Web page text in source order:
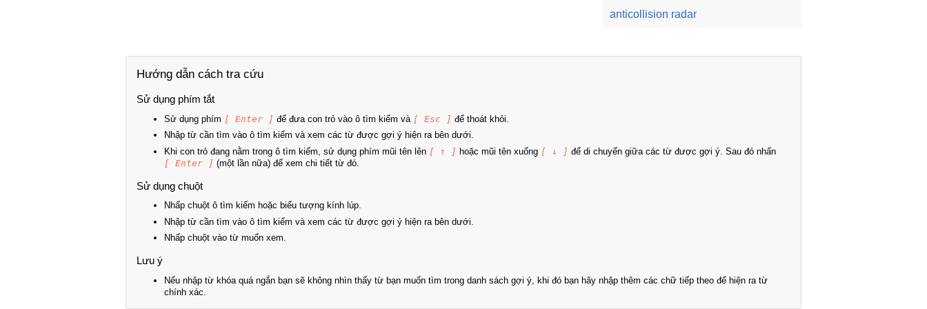
anticollision radar
Hướng dẫn cách tra cứu
Sử dụng phím tắt
Sử dụng phím [ Enter ] để đưa con trỏ vào ô tìm kiếm và [ Esc ] để thoát khỏi.
Nhập từ cần tìm vào ô tìm kiếm và xem các từ được gợi ý hiện ra bên dưới.
Khi con trỏ đang nằm trong ô tìm kiếm, sử dụng phím mũi tên lên [ ↑ ] hoặc mũi tên xuống [ ↓ ] để di chuyển giữa các từ được gợi ý. Sau đó nhấn
[ Enter ] (một lần nữa) để xem chi tiết từ đó.
Sử dụng chuột
Nhấp chuột ô tìm kiếm hoặc biểu tượng kính lúp.
Nhập từ cần tìm vào ô tìm kiếm và xem các từ được gợi ý hiện ra bên dưới.
Nhấp chuột vào từ muốn xem.
Lưu ý
Nếu nhập từ khóa quá ngắn bạn sẽ không nhìn thấy từ bạn muốn tìm trong danh sách gợi ý, khi đó bạn hãy nhập thêm các chữ tiếp theo để hiện ra từ
chính xác.